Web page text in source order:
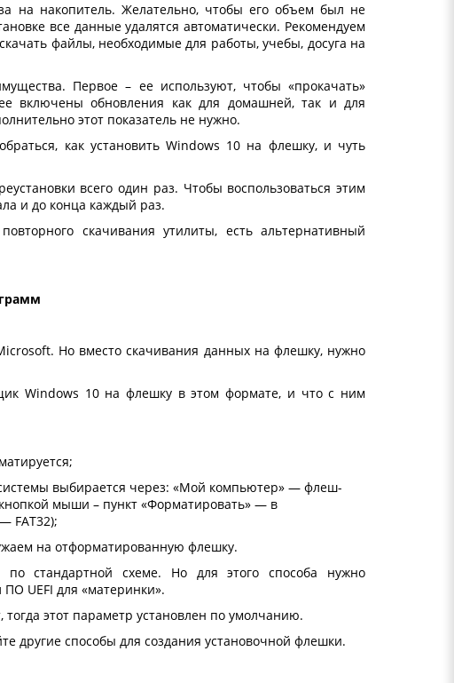
на накопитель. Желательно, чтобы его объем был не
все данные удалятся автоматически. Рекомендуем
файлы, необходимые для работы, учебы, досуга на
Первое – ее используют, чтобы «прокачать»
включены обновления как для домашней, так и для
этот показатель не нужно.
как установить Windows 10 на флешку, и чуть
всего один раз. Чтобы воспользоваться этим
и до конца каждый раз.
скачивания утилиты, есть альтернативный
Но вместо скачивания данных на флешку, нужно
Windows 10 на флешку в этом формате, и что с ним
выбирается через: «Мой компьютер» — флеш-
мыши – пункт «Форматировать» — в
FAT32);
на отформатированную флешку.
стандартной схеме. Но для этого способа нужно
UEFI для «материнки».
этот параметр установлен по умолчанию.
другие способы для создания установочной флешки.